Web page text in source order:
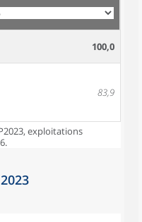
100,0
83,9
exploitations